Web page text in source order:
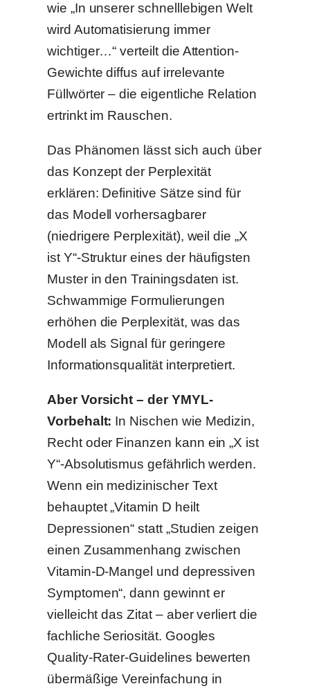
wie „In unserer schnelllebigen Welt
wird Automatisierung immer
wichtiger…“ verteilt die Attention-
Gewichte diffus auf irrelevante
Füllwörter – die eigentliche Relation
ertrinkt im Rauschen.
Das Phänomen lässt sich auch über
das Konzept der Perplexität
erklären: Definitive Sätze sind für
das Modell vorhersagbarer
(niedrigere Perplexität), weil die „X
ist Y“-Struktur eines der häufigsten
Muster in den Trainingsdaten ist.
Schwammige Formulierungen
erhöhen die Perplexität, was das
Modell als Signal für geringere
Informationsqualität interpretiert.
Aber Vorsicht – der YMYL-
Vorbehalt: In Nischen wie Medizin,
Recht oder Finanzen kann ein „X ist
Y“-Absolutismus gefährlich werden.
Wenn ein medizinischer Text
behauptet „Vitamin D heilt
Depressionen“ statt „Studien zeigen
einen Zusammenhang zwischen
Vitamin-D-Mangel und depressiven
Symptomen“, dann gewinnt er
vielleicht das Zitat – aber verliert die
fachliche Seriosität. Googles
Quality-Rater-Guidelines bewerten
übermäßige Vereinfachung in